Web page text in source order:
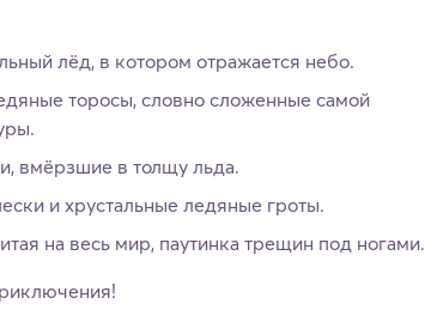
лёд, в котором отражается небо.
торосы, словно сложенные самой
вмёрзшие в толщу льда.
и хрустальные ледяные гроты.
на весь мир, паутинка трещин под ногами.